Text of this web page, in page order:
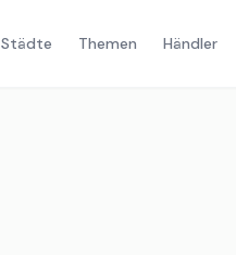
Städte Themen Händler